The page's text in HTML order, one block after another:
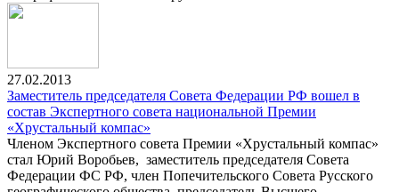
27.02.2013
Заместитель председателя Совета Федерации РФ вошел в
состав Экспертного совета национальной Премии
«Хрустальный компас»
Членом Экспертного совета Премии «Хрустальный компас»
стал Юрий Воробьев, заместитель председателя Совета
Федерации ФС РФ, член Попечительского Совета Русского